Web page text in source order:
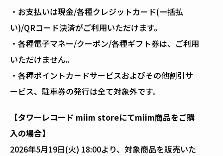
・お支払いは現金/各種クレジットカード(一括払
い)/QRコード決済がご利用いただけます。
・各種電子マネー/クーポン/各種ギフト券は、ご利用
いただけません。
・各種ポイントカ－ドサービスおよびその他割引サ
ービス、駐車券の発行は全て対象外です。
【タワーレコード miim storeにてmiim商品をご購
入の場合】
2026年5月19日(火) 18:00より、対象商品を販売いた